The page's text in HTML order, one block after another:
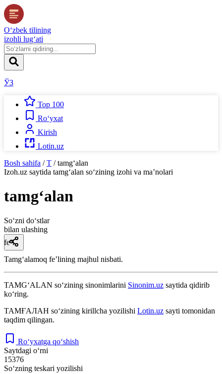
O‘zbek tilining
izohli lug‘ati
ЎЗ
Top 100
Ro‘yxat
Kirish
Lotin.uz
Bosh sahifa / T / tamg‘alan
Izoh.uz saytida tamg‘alan so‘zining izohi va ma’nolari
tamg‘alan
So‘zni do‘stlar
bilan ulashing
fe’l
Tamgʻalamoq feʼlining majhul nisbati.
TAMG‘ALAN so‘zining sinonimlarini Sinonim.uz saytida qidirib
ko‘ring.
ТАМҒАЛАН so‘zining kirillcha yozilishi Lotin.uz sayti tomonidan
taqdim qilingan.
Ro‘yxatga qo‘shish
Saytdagi o‘rni
15376
So‘zning teskari yozilishi